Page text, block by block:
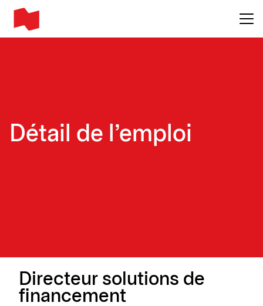
Main
Détail de l'emploi
Directeur solutions de
financement